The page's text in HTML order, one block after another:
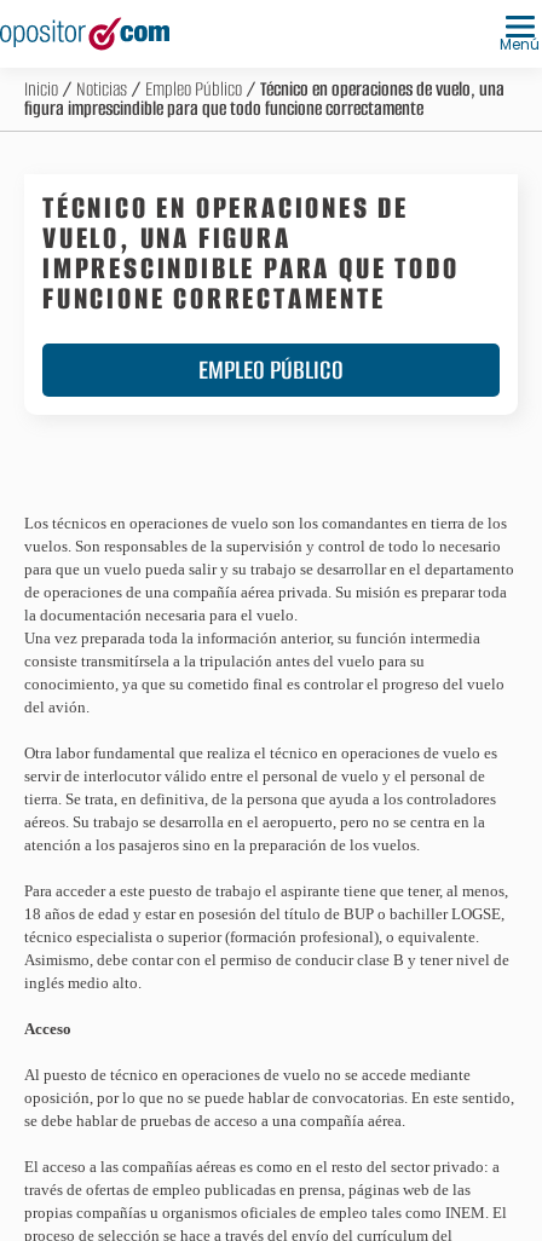
Menú
Inicio/ Noticias/ Empleo Público/ Técnico en operaciones de vuelo, una
figura imprescindible para que todo funcione correctamente
TÉCNICO EN OPERACIONES DE
VUELO, UNA FIGURA
IMPRESCINDIBLE PARA QUE TODO
FUNCIONE CORRECTAMENTE
EMPLEO PÚBLICO
Los técnicos en operaciones de vuelo son los comandantes en tierra de los
vuelos. Son responsables de la supervisión y control de todo lo necesario
para que un vuelo pueda salir y su trabajo se desarrollar en el departamento
de operaciones de una compañía aérea privada. Su misión es preparar toda
la documentación necesaria para el vuelo.
Una vez preparada toda la información anterior, su función intermedia
consiste transmitírsela a la tripulación antes del vuelo para su
conocimiento, ya que su cometido final es controlar el progreso del vuelo
del avión.
Otra labor fundamental que realiza el técnico en operaciones de vuelo es
servir de interlocutor válido entre el personal de vuelo y el personal de
tierra. Se trata, en definitiva, de la persona que ayuda a los controladores
aéreos. Su trabajo se desarrolla en el aeropuerto, pero no se centra en la
atención a los pasajeros sino en la preparación de los vuelos.
Para acceder a este puesto de trabajo el aspirante tiene que tener, al menos,
18 años de edad y estar en posesión del título de BUP o bachiller LOGSE,
técnico especialista o superior (formación profesional), o equivalente.
Asimismo, debe contar con el permiso de conducir clase B y tener nivel de
inglés medio alto.
Acceso
Al puesto de técnico en operaciones de vuelo no se accede mediante
oposición, por lo que no se puede hablar de convocatorias. En este sentido,
se debe hablar de pruebas de acceso a una compañía aérea.
El acceso a las compañías aéreas es como en el resto del sector privado: a
través de ofertas de empleo publicadas en prensa, páginas web de las
propias compañías u organismos oficiales de empleo tales como INEM. El
proceso de selección se hace a través del envío del currículum del